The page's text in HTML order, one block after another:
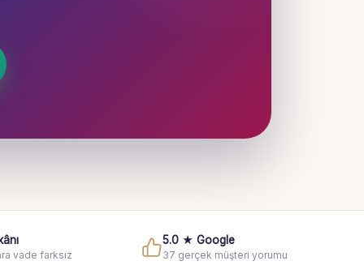
vade farksız
5.0 ★ Google
37 gerçek müşteri yorumu